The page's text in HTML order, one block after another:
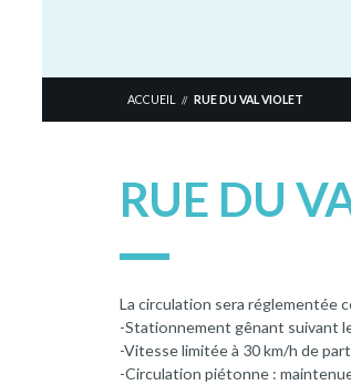
ACCUEIL // RUE DU VAL VIOLET
RUE DU
La circulation sera réglementée
-Stationnement gênant suivant
-Vitesse limitée à 30 km/h de
-Circulation piétonne :